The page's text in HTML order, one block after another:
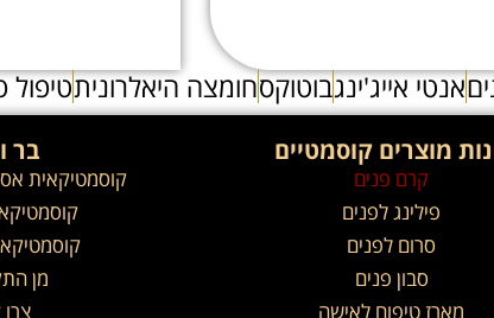
אנטי אייג'ינגבוטוקסחומצה היאלרוניתטיפול
מוצרים קוסמטיים
קרם פנים
פילינג לפנים
סרום לפנים
סבון פנים
מארז טיפוח לאישה
בר
קוסמטיקאית
מן